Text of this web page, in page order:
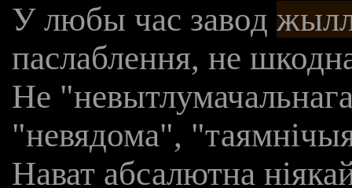
У любы час завод
паслаблення, не
Не
"невядома",
Нават абсалютна